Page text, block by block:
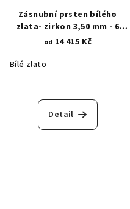
Zásnubní prsten bílého
zlata- zirkon 3,50 mm - 6
krapen 1725
od 14 415 Kč
Bílé zlato
Detail